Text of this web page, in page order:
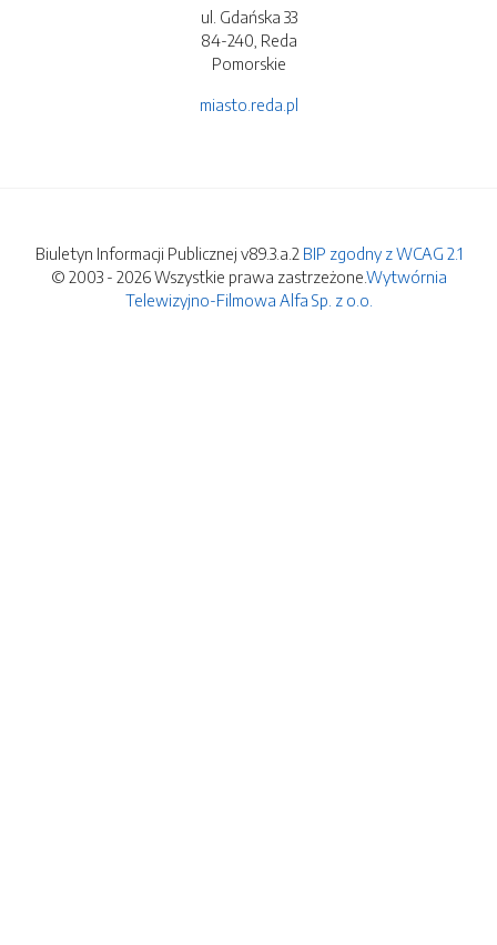
ul. Gdańska 33
84-240, Reda
Pomorskie
miasto.reda.pl
Biuletyn Informacji Publicznej v89.3.a.2 BIP zgodny z WCAG 2.1
© 2003 - 2026 Wszystkie prawa zastrzeżone.Wytwórnia
Telewizyjno-Filmowa Alfa Sp. z o.o.